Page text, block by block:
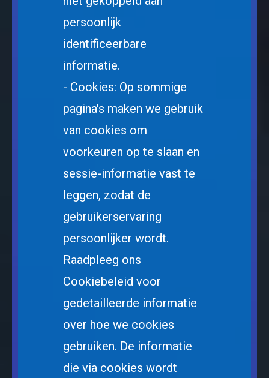
persoonlijk
identificeerbare
informatie.
- Cookies: Op sommige
pagina's maken we gebruik
van cookies om
voorkeuren op te slaan en
sessie-informatie vast te
leggen, zodat de
gebruikerservaring
persoonlijker wordt.
Raadpleeg ons
Cookiebeleid voor
gedetailleerde informatie
over hoe we cookies
gebruiken. De informatie
die via cookies wordt